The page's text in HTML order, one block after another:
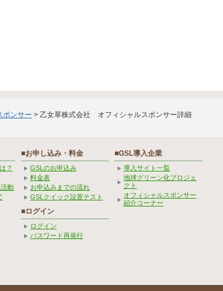
ポンサー > 乙女草株式会社 オフィシャルスポンサー詳細
？
動
■お申し込み・料金
GSLのお申込み
料金表
お申込みまでの流れ
GSLクイック設置テスト
■ログイン
ログイン
パスワード再発行
■GSL導入企業
導入サイト一覧
地球グリーン化プロジェ
クト
オフィシャルスポンサー
紹介コーナー